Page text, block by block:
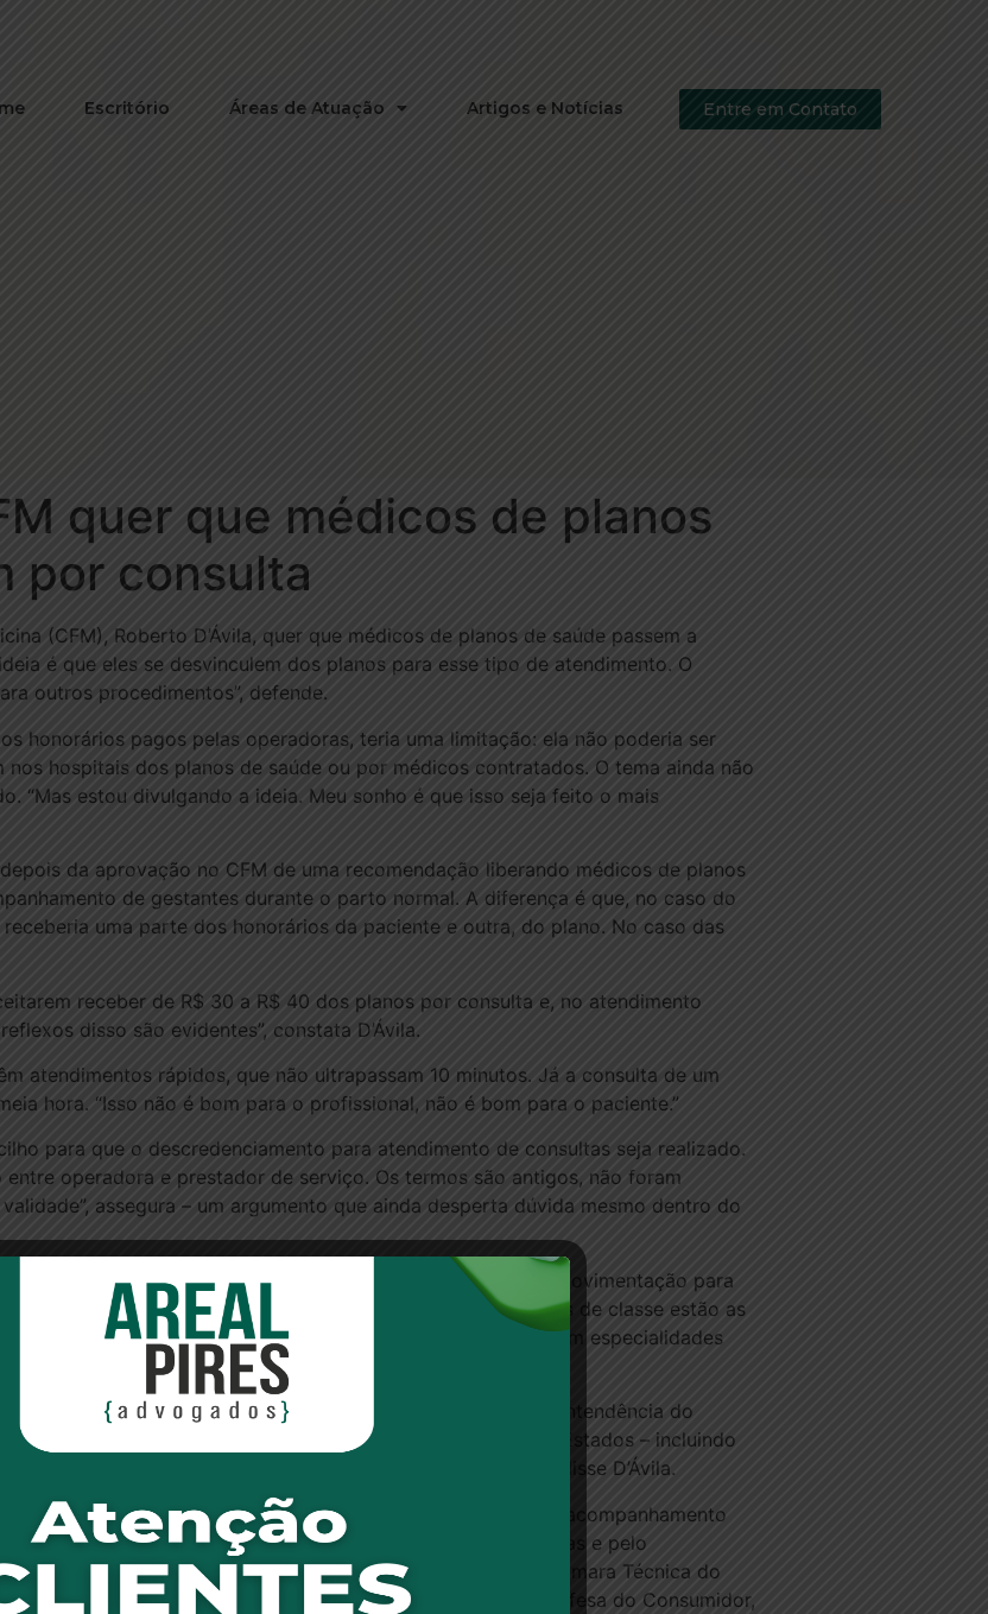
Escritório Áreas de Atuação Artigos e Notícias Entre em Contato
quer que médicos de planos
por consulta
(CFM), Roberto D’Ávila, quer que médicos de planos de saúde passem a
é que eles se desvinculem dos planos para esse tipo de atendimento. O
outros procedimentos”, defende.
honorários pagos pelas operadoras, teria uma limitação: ela não poderia ser
hospitais dos planos de saúde ou por médicos contratados. O tema ainda não
“Mas estou divulgando a ideia. Meu sonho é que isso seja feito o mais
da aprovação no CFM de uma recomendação liberando médicos de planos
de gestantes durante o parto normal. A diferença é que, no caso do
uma parte dos honorários da paciente e outra, do plano. No caso das
receber de R$ 30 a R$ 40 dos planos por consulta e, no atendimento
disso são evidentes”, constata D’Ávila.
atendimentos rápidos, que não ultrapassam 10 minutos. Já a consulta de um
hora. “Isso não é bom para o profissional, não é bom para o paciente.”
para que o descredenciamento para atendimento de consultas seja realizado.
operadora e prestador de serviço. Os termos são antigos, não foram
assegura – um argumento que ainda desperta dúvida mesmo dentro do
pelo conselho surgem quase dois anos depois do início da movimentação para
aos médicos. Entre as estratégias apoiadas pelas entidades de classe estão as
pacientes de planos. As paralisações ocorrem geralmente com especialidades
de emergência.
poucos resultados práticos. Na semana passada, a superintendência do
(Cade) recomendou que associações médicas de vários Estados – incluindo
prática de crime econômico. “Vamos continuar lutando”, disse D’Ávila.
convênio passassem a cobrar de gestantes um valor pelo acompanhamento
com a operadora prevê o recebimento pelas consultas e pelo
acompanhamento”, afirmou na ocasião o coordenador da Câmara Técnica do
foi considerada abusiva pela advogada do Instituto de Defesa do Consumidor,